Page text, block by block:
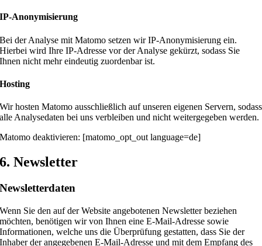
IP-Anonymisierung
Bei der Analyse mit Matomo setzen wir IP-Anonymisierung ein.
Hierbei wird Ihre IP-Adresse vor der Analyse gekürzt, sodass Sie
Ihnen nicht mehr eindeutig zuordenbar ist.
Hosting
Wir hosten Matomo ausschließlich auf unseren eigenen Servern, sodass
alle Analysedaten bei uns verbleiben und nicht weitergegeben werden.
Matomo deaktivieren: [matomo_opt_out language=de]
6. Newsletter
Newsletter­daten
Wenn Sie den auf der Website angebotenen Newsletter beziehen
möchten, benötigen wir von Ihnen eine E-Mail-Adresse sowie
Informationen, welche uns die Überprüfung gestatten, dass Sie der
Inhaber der angegebenen E-Mail-Adresse und mit dem Empfang des